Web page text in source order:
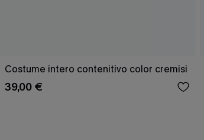
Costume intero contenitivo color cremisi
39,00 €